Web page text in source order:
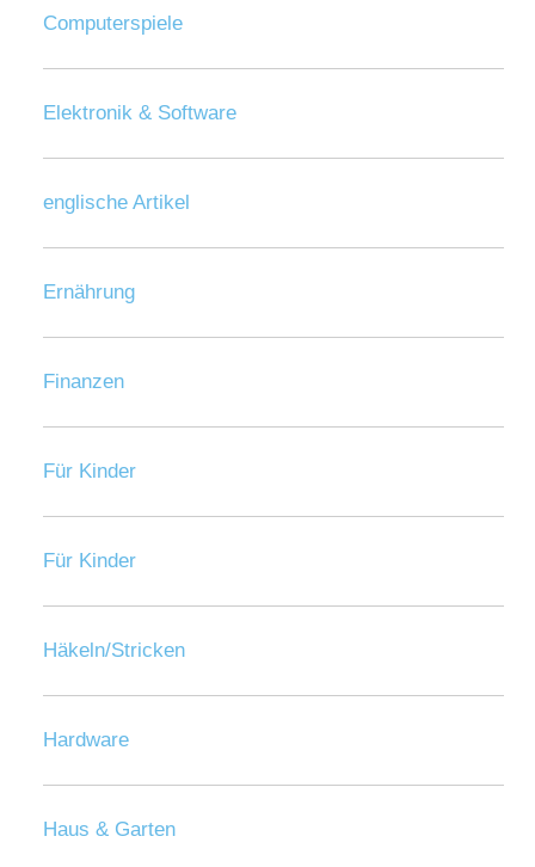
Computerspiele
Elektronik & Software
englische Artikel
Ernährung
Finanzen
Für Kinder
Für Kinder
Häkeln/Stricken
Hardware
Haus & Garten